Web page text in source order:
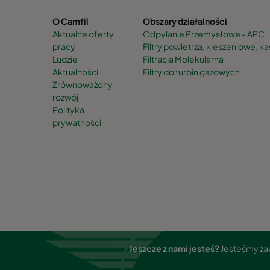
O Camfil
Aktualne oferty
pracy
Ludzie
Aktualności
Zrównoważony
rozwój
Polityka
prywatności
Obszary działalności
Odpylanie Przemysłowe - APC
Filtry powietrza, kieszeniowe,
Filtracja Molekularna
Filtry do turbin gazowych
Jeszcze z nami jesteś? Jesteśmy